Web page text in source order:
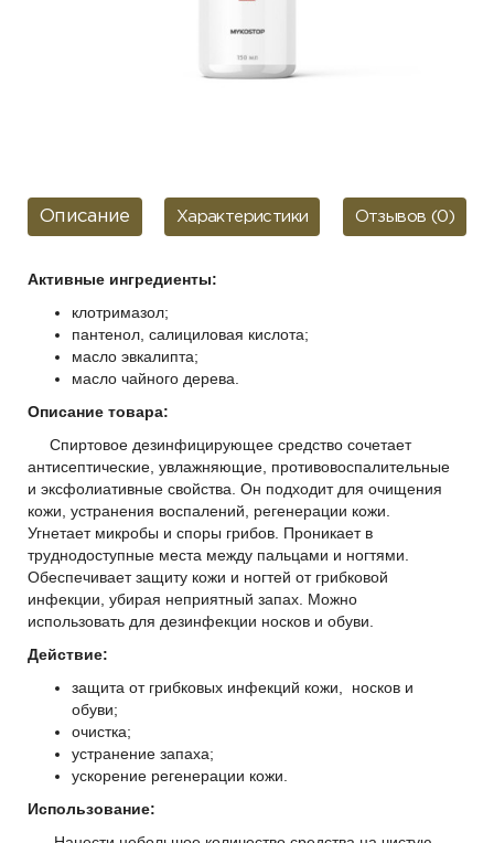
Описание Характеристики Отзывов (0)
Активные ингредиенты:
клотримазол;
пантенол, салициловая кислота;
масло эвкалипта;
масло чайного дерева.
Описание товара:
Спиртовое дезинфицирующее средство сочетает
антисептические, увлажняющие, противовоспалительные
и эксфолиативные свойства. Он подходит для очищения
кожи, устранения воспалений, регенерации кожи.
Угнетает микробы и споры грибов. Проникает в
труднодоступные места между пальцами и ногтями.
Обеспечивает защиту кожи и ногтей от грибковой
инфекции, убирая неприятный запах. Можно
использовать для дезинфекции носков и обуви.
Действие:
защита от грибковых инфекций кожи,
носков и
обуви;
очистка;
устранение запаха;
ускорение регенерации кожи.
Использование: